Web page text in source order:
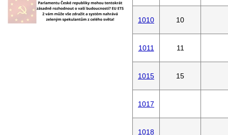
1010 10
1011 11
1015 15
1017
1018